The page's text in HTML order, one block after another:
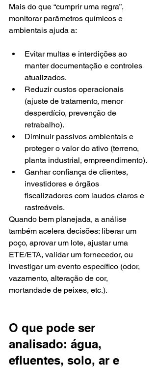
Mais do que “cumprir uma regra”,
monitorar parâmetros químicos e
ambientais ajuda a:
Evitar multas e interdições ao
manter documentação e controles
atualizados.
Reduzir custos operacionais
(ajuste de tratamento, menor
desperdício, prevenção de
retrabalho).
Diminuir passivos ambientais e
proteger o valor do ativo (terreno,
planta industrial, empreendimento).
Ganhar confiança de clientes,
investidores e órgãos
fiscalizadores com laudos claros e
rastreáveis.
Quando bem planejada, a análise
também acelera decisões: liberar um
poço, aprovar um lote, ajustar uma
ETE/ETA, validar um fornecedor, ou
investigar um evento específico (odor,
vazamento, alteração de cor,
mortandade de peixes, etc.).
O que pode ser
analisado: água,
efluentes, solo, ar e